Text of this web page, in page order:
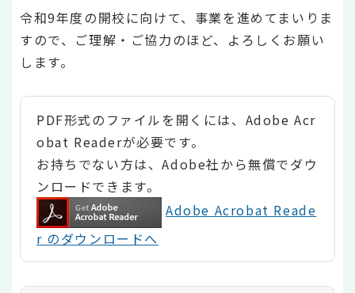
令和9年度の開校に向けて、事業を進めてまいりま
すので、ご理解・ご協力のほど、よろしくお願い
します。
PDF形式のファイルを開くには、Adobe Acr
obat Readerが必要です。
お持ちでない方は、Adobe社から無償でダウ
ンロードできます。
Adobe Acrobat Reade
r のダウンロードへ